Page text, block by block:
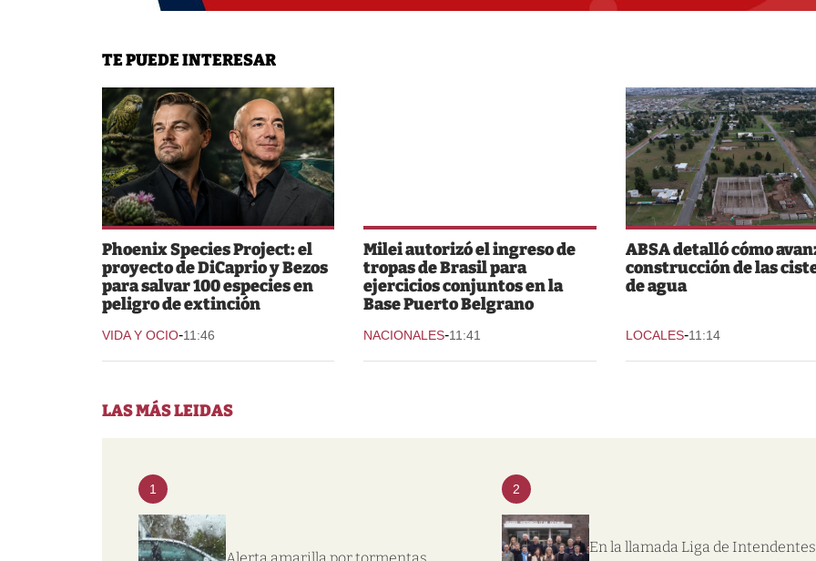
TE PUEDE INTERESAR
Phoenix Species Project: el
proyecto de DiCaprio y Bezos
para salvar 100 especies en
peligro de extinción
VIDA Y OCIO-11:46
Milei autorizó el ingreso de
tropas de Brasil para
ejercicios conjuntos en la
Base Puerto Belgrano
NACIONALES-11:41
ABSA detalló cómo
construcción de las
de agua
LOCALES-11:14
LAS MÁS LEIDAS
1 2
En la llamada Liga de Intendentes